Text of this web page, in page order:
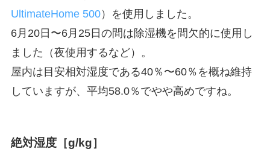
UltimateHome 500）を使用しました。
6月20日〜6月25日の間は除湿機を間欠的に使用し
ました（夜使用するなど）。
屋内は目安相対湿度である40％〜60％を概ね維持
していますが、平均58.0％でやや高めですね。
絶対湿度［g/kg］